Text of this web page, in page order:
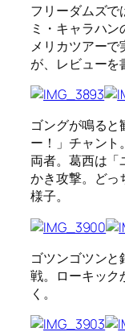
フリーダムズで
ミ・キャラハ
メリカツアー
が、レビューを
ゴングが鳴る
ー！」チャント
両者。葛西は「
かき攻撃。どっ
様子。
ゴツンゴツン
戦。ローキック
く。